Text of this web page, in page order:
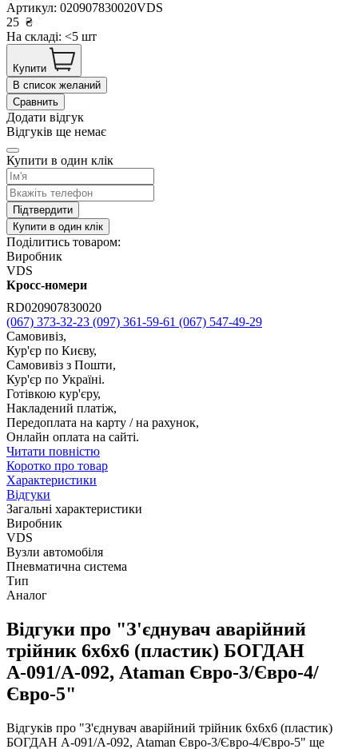
Артикул: 020907830020VDS
25 ₴
На складі: <5 шт
Купити
В список желаний
Сравнить
Додати відгук
Відгуків ще немає
Купити в один клік
Підтвердити
Купити в один клік
Поділитись товаром:
Виробник
VDS
Кросс-номери
RD020907830020
(067) 373-32-23 (097) 361-59-61 (067) 547-49-29
Самовивіз,
Кур'єр по Києву,
Самовивіз з Пошти,
Кур'єр по Україні.
Готівкою кур'єру,
Накладений платіж,
Передоплата на карту / на рахунок,
Онлайн оплата на сайті.
Читати повністю
Коротко про товар
Характеристики
Відгуки
Загальні характеристики
Виробник
VDS
Вузли автомобіля
Пневматична система
Тип
Аналог
Відгуки про "З'єднувач аварійний
трійник 6х6х6 (пластик) БОГДАН
А-091/А-092, Ataman Євро-3/Євро-4/
Євро-5"
Відгуків про "З'єднувач аварійний трійник 6х6х6 (пластик)
БОГДАН А-091/А-092, Ataman Євро-3/Євро-4/Євро-5" ще